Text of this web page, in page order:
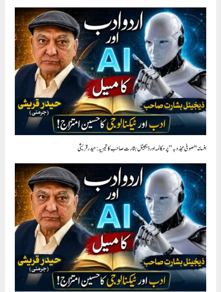
افسانہ "صوفی مجذوبہ” پر مکالمہ اور ڈیجیٹل بشارت صاحب کا تجزيہ : حیدرقریشی